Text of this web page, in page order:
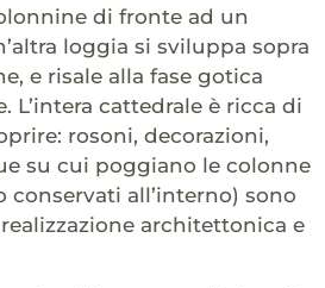
di fronte ad un
loggia si sviluppa sopra
e risale alla fase gotica
L’intera cattedrale è ricca di
rosoni, decorazioni,
su cui poggiano le colonne
all’interno) sono
architettonica e